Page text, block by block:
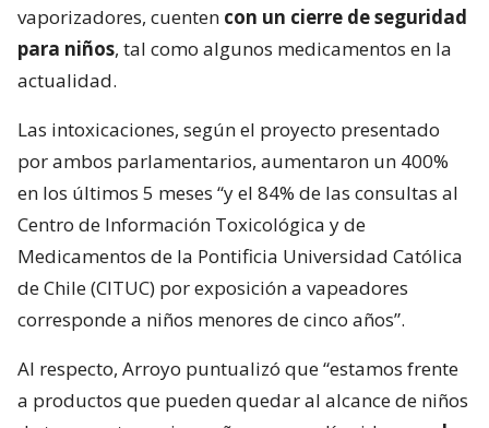
vaporizadores, cuenten con un cierre de seguridad
para niños, tal como algunos medicamentos en la
actualidad.
Las intoxicaciones, según el proyecto presentado
por ambos parlamentarios, aumentaron un 400%
en los últimos 5 meses “y el 84% de las consultas al
Centro de Información Toxicológica y de
Medicamentos de la Pontificia Universidad Católica
de Chile (CITUC) por exposición a vapeadores
corresponde a niños menores de cinco años”.
Al respecto, Arroyo puntualizó que “estamos frente
a productos que pueden quedar al alcance de niños